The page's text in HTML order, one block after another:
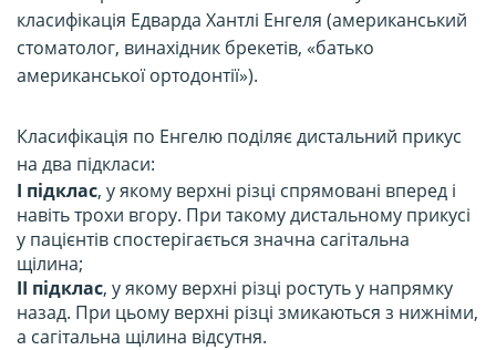
класифікація Едварда Хантлі Енгеля (американський
стоматолог, винахідник брекетів, «батько
американської ортодонтії»).
Класифікація по Енгелю поділяє дистальний прикус
на два підкласи:
I підклас, у якому верхні різці спрямовані вперед і
навіть трохи вгору. При такому дистальному прикусі
у пацієнтів спостерігається значна сагітальна
щілина;
II підклас, у якому верхні різці ростуть у напрямку
назад. При цьому верхні різці змикаються з нижніми,
а сагітальна щілина відсутня.